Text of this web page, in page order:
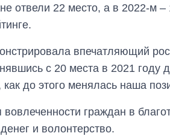
отвели 22 место, а в 2022-м –
впечатляющий
с 20 места в 2021 году
до этого менялась наша
граждан в
и волонтерство.